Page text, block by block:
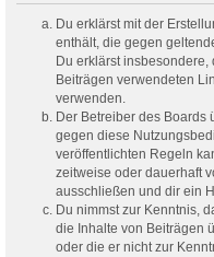
Du erklärst mit der
enthält, die gegen
Du erklärst
Beiträgen verwendeten
verwenden.
Der Betreiber des Boards
gegen diese
veröffentlichten Regeln
zeitweise oder dauerhaft
ausschließen und dir ein
Du nimmst zur Kenntnis,
die Inhalte von Beiträgen
oder die er nicht zur